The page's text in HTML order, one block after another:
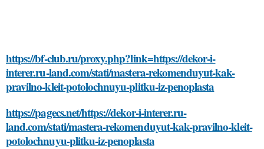
https://bf-club.ru/proxy.php?link=https://dekor-i-
interer.ru-land.com/stati/mastera-rekomenduyut-kak-
pravilno-kleit-potolochnuyu-plitku-iz-penoplasta
https://pagecs.net/https://dekor-i-interer.ru-
land.com/stati/mastera-rekomenduyut-kak-pravilno-kleit-
potolochnuyu-plitku-iz-penoplasta